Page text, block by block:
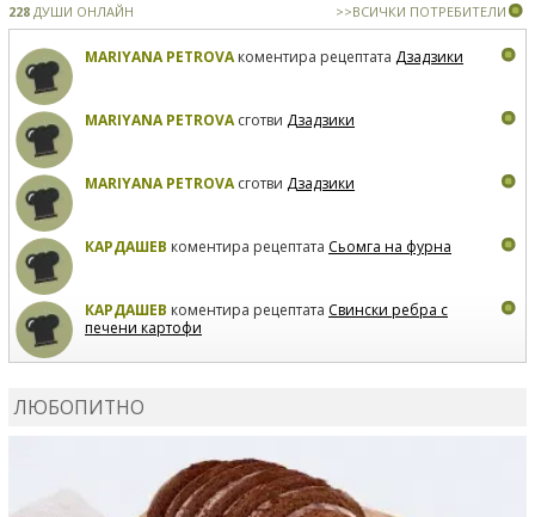
228 ДУШИ ОНЛАЙН >>ВСИЧКИ ПОТРЕБИТЕЛИ
MARIYANA PETROVAкоментира рецептата Дзадзики
MARIYANA PETROVAсготви Дзадзики
MARIYANA PETROVAсготви Дзадзики
КАРДАШЕВ коментира рецептата Сьомга на фурна
КАРДАШЕВ коментира рецептата Свински ребра с
печени картофи
ЛЮБОПИТНО